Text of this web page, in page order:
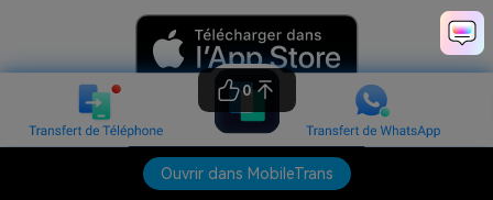
Ouvrir dans MobileTrans
0